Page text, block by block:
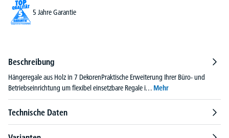
5 Jahre Garantie
Beschreibung
Hängeregale aus Holz in 7 DekorenPraktische Erweiterung Ihrer Büro- und
Betriebseinrichtung um flexibel einsetzbare Regale i… Mehr
Technische Daten